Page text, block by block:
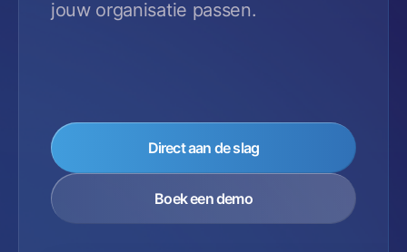
jouw organisatie passen.
Direct aan de slag
Boek een demo